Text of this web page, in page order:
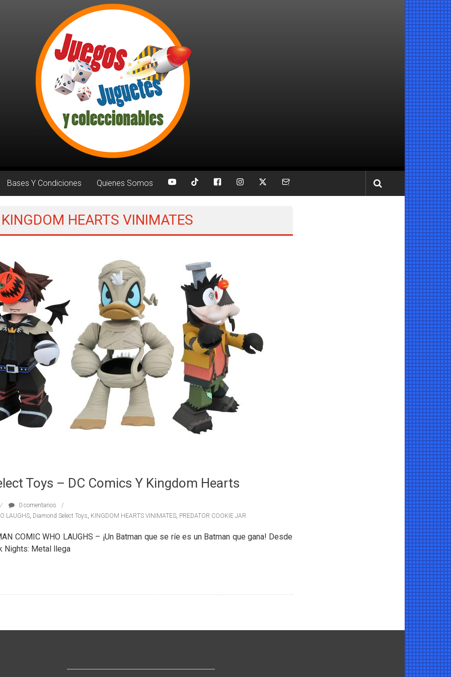
Bases Y Condiciones Quienes Somos
HEARTS VINIMATES
Toys – DC Comics Y Kingdom Hearts
0 comentarios
LAUGHS, Diamond Select Toys, KINGDOM HEARTS VINIMATES, PREDATOR COOKIE JAR
COMIC WHO LAUGHS – ¡Un Batman que se ríe es un Batman que gana! Desde
Nights: Metal llega